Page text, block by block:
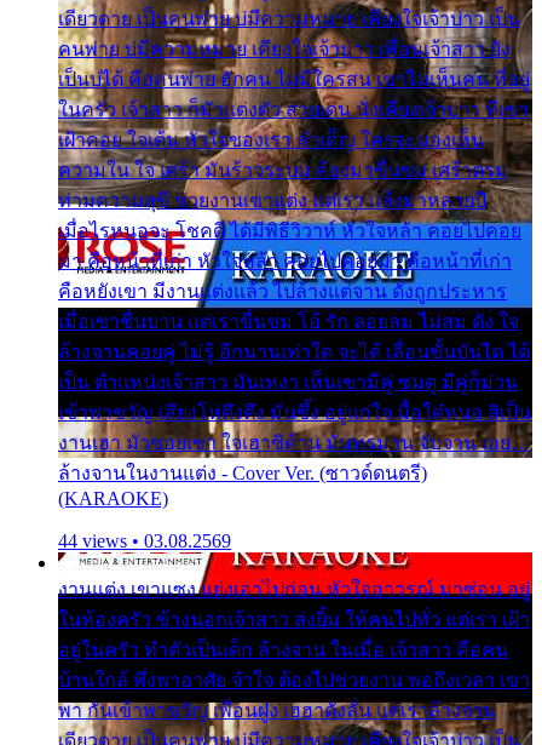
เดียวดาย เป็นคนพ่าย บ่มีความหมาย เคียงใจเจ้าบ่าว เป็น
คนพ่าย บ่มีความหมาย เคียงใจเจ้าบ่าว เพื่อนเจ้าสาว ยัง
เป็นบ่ได้ คือคนพ่าย ฮักคน ไม่มีใครสน เขาไม่เห็นคน ที่อยู่
ในครัว เจ้าสาว ก็มัวแต่งตัว สวยเด่น นั่งเคียงเจ้าบ่าว ที่เขา
เฝ้าคอย ใจเต้น หัวใจของเรา ลำเค็ญ ใครจะมองเห็น
ความใน ใจ เศร้า มันร้าวระบม ต้องมาขื่นขม เศร้าตรม
ท่ามความสุขี ช่วยงานเขาแต่ง แต่เรา แล้งมาหลายปี
เมื่อไรหนอจะ โชคดี ได้มีพิธีวิวาห์ หัวใจหล้า คอยไปคอย
มา คือหน้าที่เก่า หัวใจหล้า คอยไปคอยมา คือหน้าที่เก่า
คือหยังเขา มีงานแต่งแล้ว ไปล้างแต่จาน ดั่งถูกประหาร
เมื่อเขาชื่นบาน แต่เราขื่นขม โอ้ รัก ลอยลม ไม่สม ดัง ใจ
ล้างจานคอยคู่ ไม่รู้ อีกนานเท่าใด จะได้ เลื่อนขั้นบันได ได้
เป็น ตำแหน่งเจ้าสาว มันเหงา เห็นเขามีคู่ ซมดู มีคู่ก็ม่วน
เข้าพาขวัญ เสียงโห่ตึงตึง มันซึ้ง อยู่แก่ใจ มื้อใด๋หนอ สิเป็น
งานเฮา มัวซอยเขา ใจเฮาซิด้าน มันทรมาน จับจาน เอย…
ล้างจานในงานแต่ง - Cover Ver. (ซาวด์ดนตรี)
(KARAOKE)
44 views • 03.08.2569
งานแต่ง เขาแซง แย่งเอาไปก่อน หัวใจอาวรณ์ มาซ่อน อยู่
ในห้องครัว ข้างนอกเจ้าสาว ส่งยิ้ม ให้คนไปทั่ว แต่เรา เฝ้า
อยู่ในครัว ทำตัวเป็นเด็ก ล้างจาน ในเมื่อ เจ้าสาว คือคน
บ้านใกล้ พึ่งพาอาศัย จำใจ ต้องไปช่วยงาน พอถึงเวลา เขา
พา กันเข้าพาขวัญ เพื่อนฝูง เฮฮาดังลั่น แต่เราล้างจาน
เดียวดาย เป็นคนพ่าย บ่มีความหมาย เคียงใจเจ้าบ่าว เป็น